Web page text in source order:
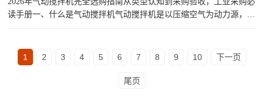
读手册一、什么是气动搅拌机气动搅拌机是以压缩空气为动力源，驱
动气动马达带动搅拌桨叶旋转，实现液体、粉体、高粘度物料混合搅
1 2 3 4 5 6 7 8 9 10 下一页
尾页